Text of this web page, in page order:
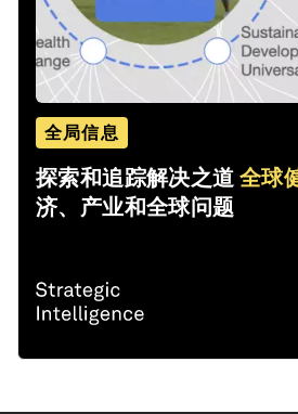
全局信息
探索和追踪解决之道全球
济、产业和全球问题